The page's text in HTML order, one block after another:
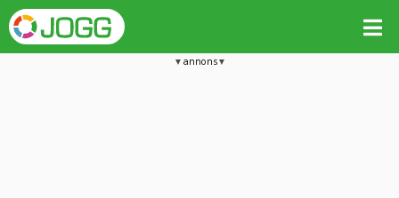
annons